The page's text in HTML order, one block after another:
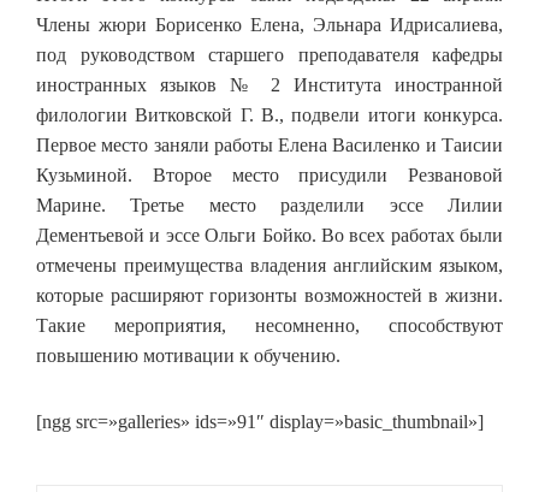
Члены жюри Борисенко Елена, Эльнара Идрисалиева,
под руководством старшего преподавателя кафедры
иностранных языков № 2 Института иностранной
филологии Витковской Г. В., подвели итоги конкурса.
Первое место заняли работы Елена Василенко и Таисии
Кузьминой. Второе место присудили Резвановой
Марине. Третье место разделили эссе Лилии
Дементьевой и эссе Ольги Бойко. Во всех работах были
отмечены преимущества владения английским языком,
которые расширяют горизонты возможностей в жизни.
Такие мероприятия, несомненно, способствуют
повышению мотивации к обучению.
[ngg src=»galleries» ids=»91″ display=»basic_thumbnail»]